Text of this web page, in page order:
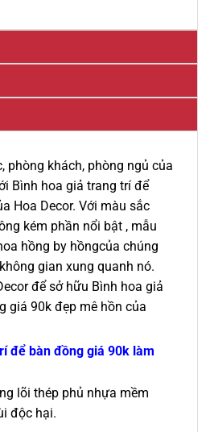
phòng khách, phòng ngủ của
Bình hoa giả trang trí để
Hoa Decor. Với màu sắc
kém phần nổi bật , mẫu
hồng by hồngcủa chúng
gian xung quanh nó.
để sở hữu Bình hoa giả
giá 90k đẹp mê hồn của
để bàn đồng giá 90k làm
lõi thép phủ nhựa mềm
độc hại.